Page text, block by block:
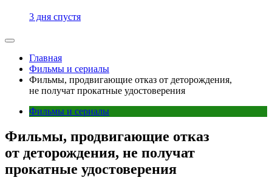
3 дня спустя
Главная
Фильмы и сериалы
Фильмы, продвигающие отказ от деторождения,
не получат прокатные удостоверения
Фильмы и сериалы
Фильмы, продвигающие отказ
от деторождения, не получат
прокатные удостоверения